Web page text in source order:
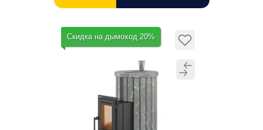
Скидка на дымоход 20%